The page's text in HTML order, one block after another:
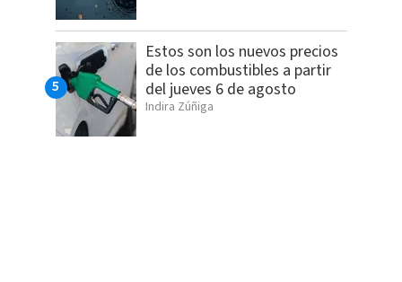
Estos son los nuevos precios
de los combustibles a partir
del jueves 6 de agosto
Indira Zúñiga